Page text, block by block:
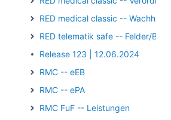
RED medical classic -- Wachhund
RED telematik safe -- Felder/Bilder
Release 123 | 12.06.2024
RMC -- eEB
RMC -- ePA
RMC FuF -- Leistungen